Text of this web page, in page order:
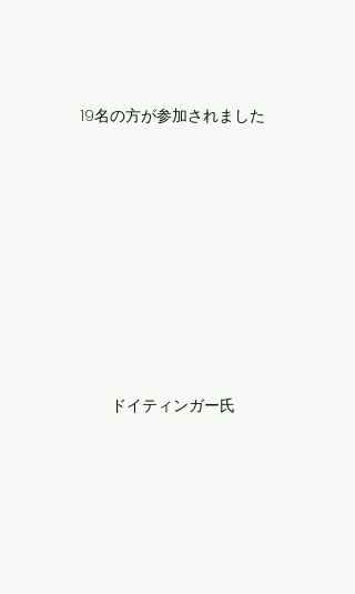
19名の方が参加されました
ドイティンガー氏